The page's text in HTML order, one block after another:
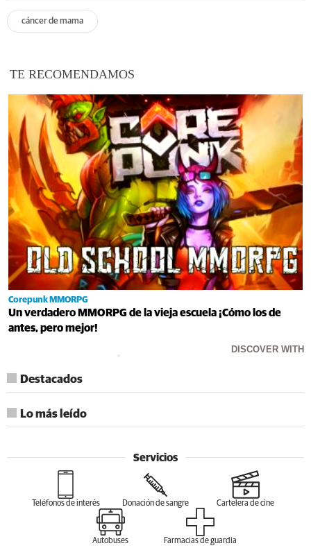
cáncer de mama
TE RECOMENDAMOS
Corepunk MMORPG
Un verdadero MMORPG de la vieja escuela ¡Cómo los de
antes, pero mejor!
DISCOVER WITH
Destacados
Lo más leído
Servicios
Teléfonos de interés Donación de sangre Cartelera de cine
Autobuses Farmacias de guardia